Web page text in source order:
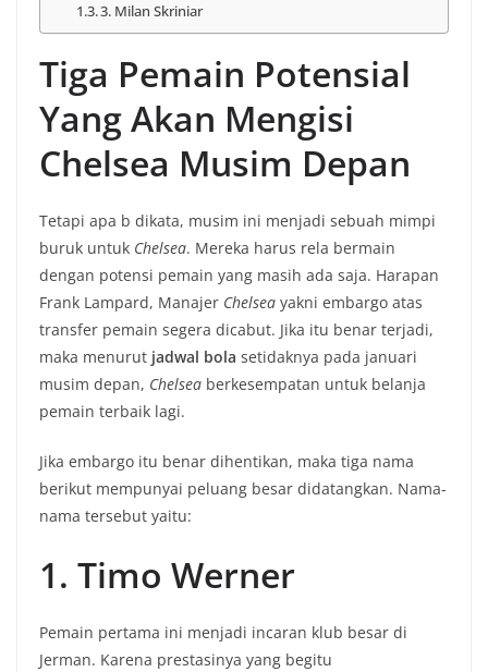
3. Milan Skriniar
Tiga Pemain Potensial
Yang Akan Mengisi
Chelsea Musim Depan
Tetapi apa b dikata, musim ini menjadi sebuah mimpi
buruk untuk Chelsea. Mereka harus rela bermain
dengan potensi pemain yang masih ada saja. Harapan
Frank Lampard, Manajer Chelsea yakni embargo atas
transfer pemain segera dicabut. Jika itu benar terjadi,
maka menurut jadwal bola setidaknya pada januari
musim depan, Chelsea berkesempatan untuk belanja
pemain terbaik lagi.
Jika embargo itu benar dihentikan, maka tiga nama
berikut mempunyai peluang besar didatangkan. Nama-
nama tersebut yaitu:
1. Timo Werner
Pemain pertama ini menjadi incaran klub besar di
Jerman. Karena prestasinya yang begitu